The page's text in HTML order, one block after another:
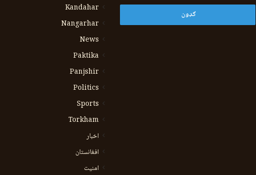
Kandahar
Nangarhar
News
Paktika
Panjshir
Politics
Sports
Torkham
اخبار
افغانستان
امنیت